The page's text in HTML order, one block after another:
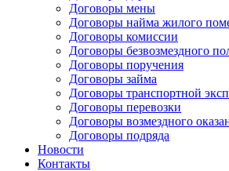
Договоры мены
Договоры найма жилого
Договоры комиссии
Договоры безвозмездного
Договоры поручения
Договоры займа
Договоры транспортной
Договоры перевозки
Договоры возмездного
Договоры подряда
Новости
Контакты